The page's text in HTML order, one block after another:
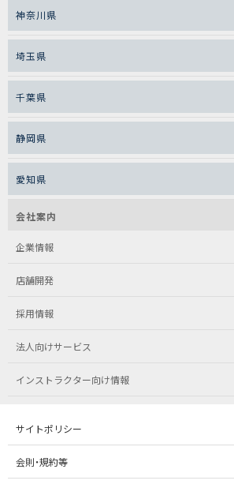
神奈川県
埼玉県
千葉県
静岡県
愛知県
会社案内
企業情報
店舗開発
採用情報
法人向けサービス
インストラクター向け情報
サイトポリシー
会則・規約等